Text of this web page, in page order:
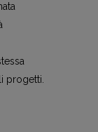
progetti.